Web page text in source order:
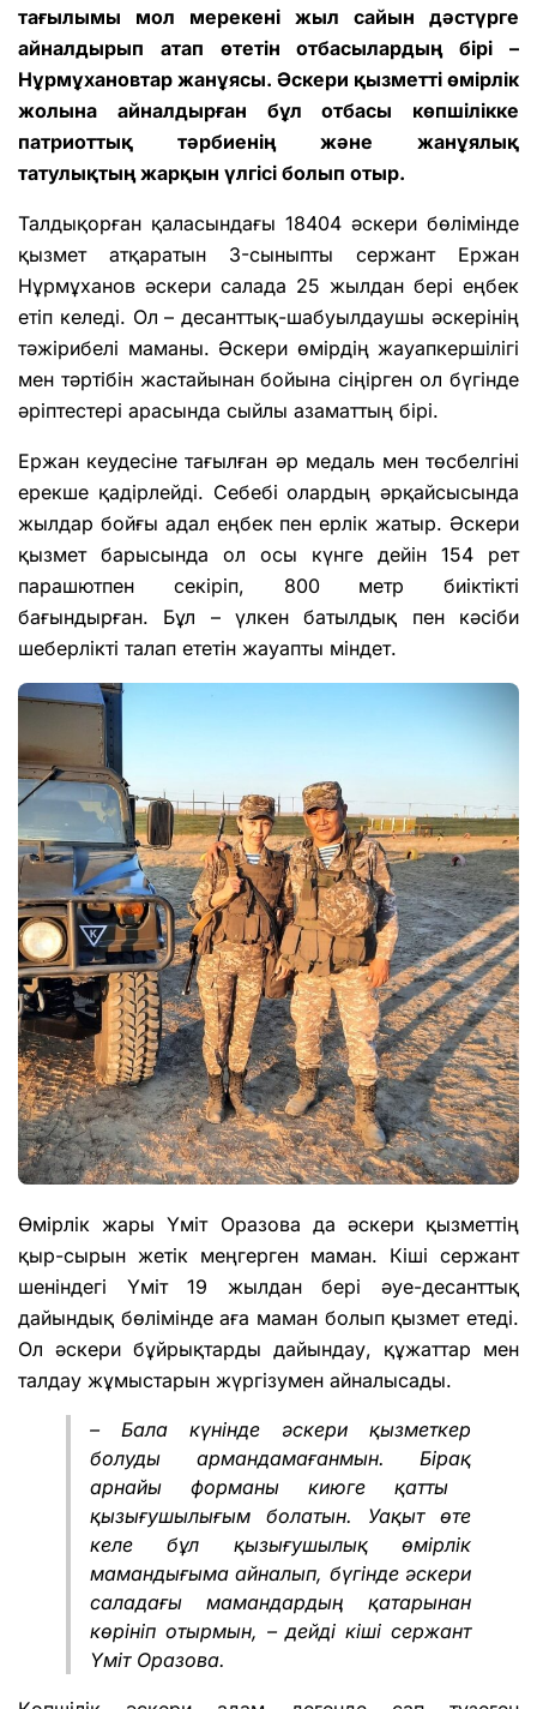
тағылымы мол мерекені жыл сайын дәстүрге
айналдырып атап өтетін отбасылардың бірі –
Нұрмұхановтар жанұясы. Әскери қызметті өмірлік
жолына айналдырған бұл отбасы көпшілікке
патриоттық тәрбиенің және жанұялық
татулықтың жарқын үлгісі болып отыр.
Талдықорған қаласындағы 18404 әскери бөлімінде
қызмет атқаратын 3-сыныпты сержант Ержан
Нұрмұханов әскери салада 25 жылдан бері еңбек
етіп келеді. Ол – десанттық-шабуылдаушы әскерінің
тәжірибелі маманы. Әскери өмірдің жауапкершілігі
мен тәртібін жастайынан бойына сіңірген ол бүгінде
әріптестері арасында сыйлы азаматтың бірі.
Ержан кеудесіне тағылған әр медаль мен төсбелгіні
ерекше қадірлейді. Себебі олардың әрқайсысында
жылдар бойғы адал еңбекпен ерлік жатыр. Әскери
қызмет барысында ол осы күнге дейін 154 рет
парашютпен секіріп, 800 метр биіктікті
бағындырған. Бұл – үлкен батылдық пен кәсіби
шеберлікті талап ететін жауапты міндет.
Өмірлік жары Үміт Оразова да әскери қызметтің
қыр-сырын жетік меңгерген маман. Кіші сержант
шеніндегі Үміт 19 жылдан бері әуе-десанттық
дайындық бөлімінде аға маман болып қызмететеді.
Ол әскери бұйрықтарды дайындау, құжаттар мен
талдау жұмыстарын жүргізумен айналысады.
– Бала күнінде әскери қызметкер
болуды армандамағанмын. Бірақ
арнайы форманы киюге қатты
қызығушылығым болатын. Уақыт өте
келе бұл қызығушылық өмірлік
мамандығыма айналып, бүгінде әскери
саладағы мамандардың қатарынан
көрініп отырмын, – дейді кіші сержант
Үміт Оразова.